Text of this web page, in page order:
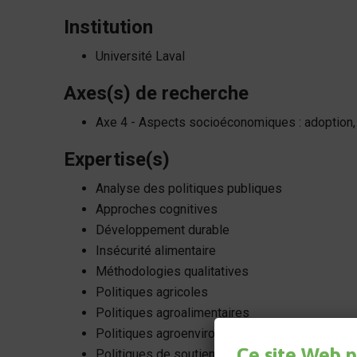
Institution
Université Laval
Axes(s) de recherche
Axe 4 - Aspects socioéconomiques :
Expertise(s)
Analyse des politiques publiques
Approches cognitives
Développement durable
Insécurité alimentaire
Méthodologies qualitatives
Politiques agricoles
Politiques agroalimentaires
Politiques agroenvironnementales